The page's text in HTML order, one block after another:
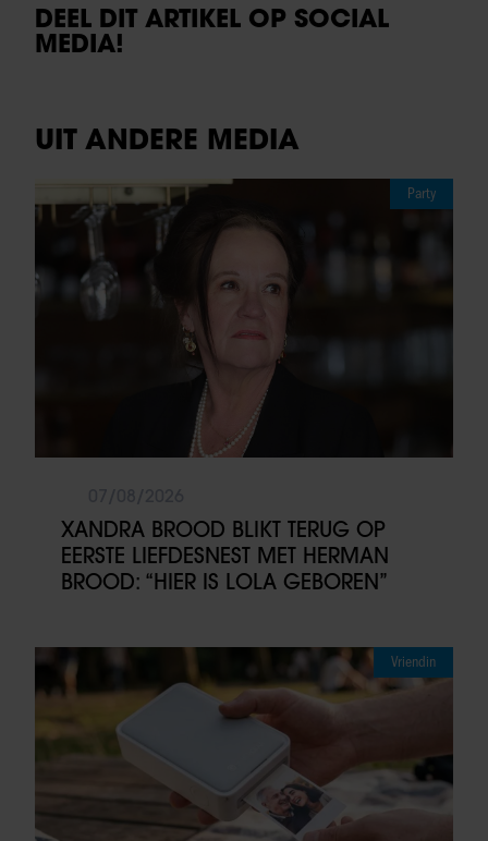
DEEL DIT ARTIKEL OP SOCIAL
MEDIA!
UIT ANDERE MEDIA
Party
XANDRA BROOD BLIKT TERUG OP
EERSTE LIEFDESNEST MET HERMAN
BROOD: “HIER IS LOLA GEBOREN”
Vriendin